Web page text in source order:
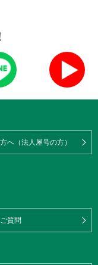
へ（法人屋号の方）
質問